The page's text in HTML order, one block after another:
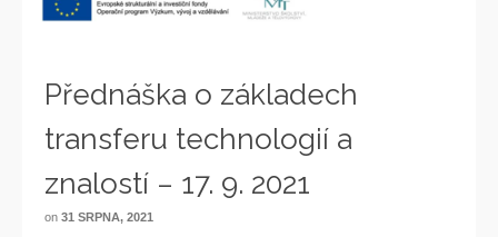
Přednáška o základech
transferu technologií a
znalostí – 17. 9. 2021
on 31 SRPNA, 2021